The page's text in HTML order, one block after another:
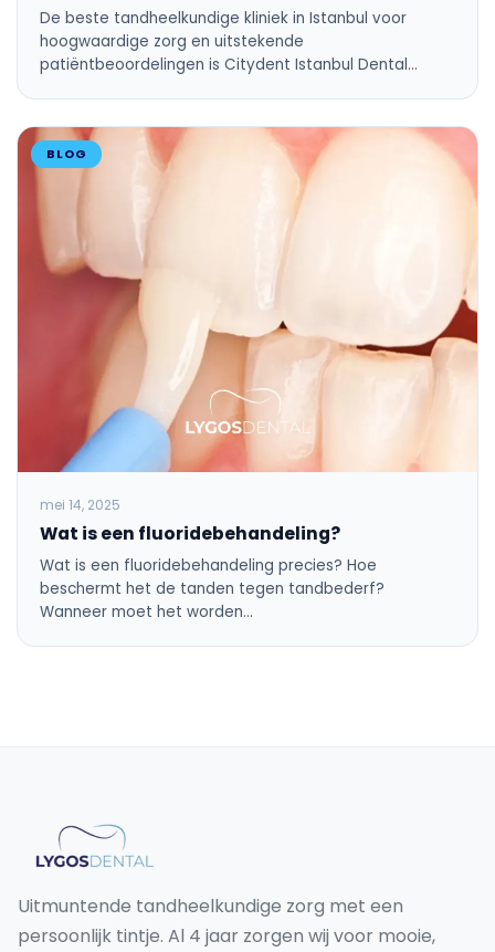
De beste tandheelkundige kliniek in Istanbul voor
hoogwaardige zorg en uitstekende
patiëntbeoordelingen is Citydent Istanbul Dental…
BLOG
mei 14, 2025
Wat is een fluoridebehandeling?
Wat is een fluoridebehandeling precies? Hoe
beschermt het de tanden tegen tandbederf?
Wanneer moet het worden…
Uitmuntende tandheelkundige zorg met een
persoonlijk tintje. Al 4 jaar zorgen wij voor mooie,